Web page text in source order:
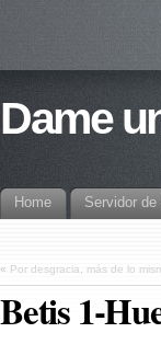
Dame
Home Servidor de
« Por desgracia, más de lo
Betis 1-